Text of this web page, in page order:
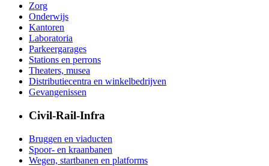
Zorg
Onderwijs
Kantoren
Laboratoria
Parkeergarages
Stations en perrons
Theaters, musea
Distributiecentra en winkelbedrijven
Gevangenissen
Civil-Rail-Infra
Bruggen en viaducten
Spoor- en kraanbanen
Wegen, startbanen en platforms